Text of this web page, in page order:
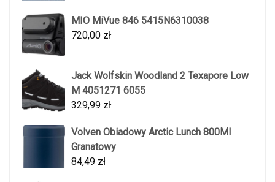
MIO MiVue 846 5415N6310038
720,00 zł
Jack Wolfskin Woodland 2 Texapore Low
M 4051271 6055
329,99 zł
Volven Obiadowy Arctic Lunch 800Ml
Granatowy
84,49 zł